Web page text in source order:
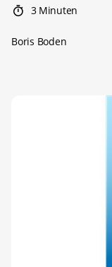
3 Minuten
Boris Boden